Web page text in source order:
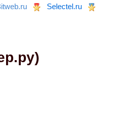
Selectel.ru